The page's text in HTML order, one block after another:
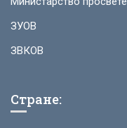
ЗУОВ
ЗВКОВ
Стране: